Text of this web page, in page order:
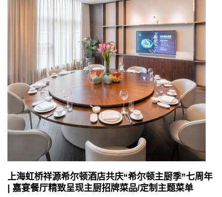
上海虹桥祥源希尔顿酒店共庆“希尔顿主厨季”七周年
| 嘉宴餐厅精致呈现主厨招牌菜品/定制主题菜单